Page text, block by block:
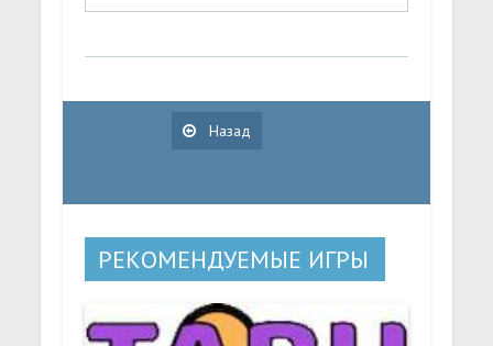
Назад
РЕКОМЕНДУЕМЫЕ ИГРЫ